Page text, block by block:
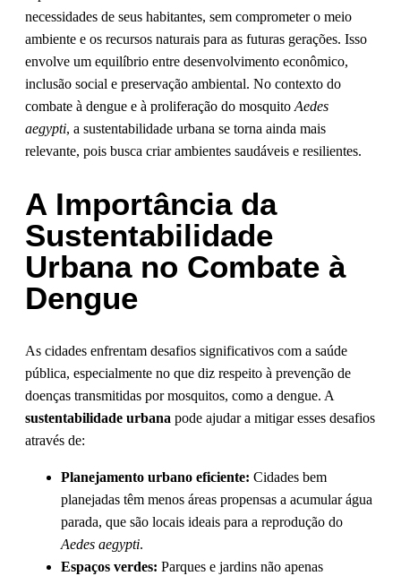
necessidades de seus habitantes, sem comprometer o meio
ambiente e os recursos naturais para as futuras gerações. Isso
envolve um equilíbrio entre desenvolvimento econômico,
inclusão social e preservação ambiental. No contexto do
combate à dengue e à proliferação do mosquito Aedes
aegypti, a sustentabilidade urbana se torna ainda mais
relevante, pois busca criar ambientes saudáveis e resilientes.
A Importância da
Sustentabilidade
Urbana no Combate à
Dengue
As cidades enfrentam desafios significativos com a saúde
pública, especialmente no que diz respeito à prevenção de
doenças transmitidas por mosquitos, como a dengue. A
sustentabilidade urbana pode ajudar a mitigar esses desafios
através de:
Planejamento urbano eficiente: Cidades bem
planejadas têm menos áreas propensas a acumular água
parada, que são locais ideais para a reprodução do
Aedes aegypti.
Espaços verdes: Parques e jardins não apenas